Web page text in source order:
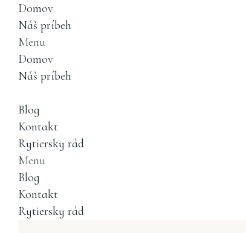
Domov
Náš príbeh
Menu
Domov
Náš príbeh
Blog
Kontakt
Rytiersky rád
Menu
Blog
Kontakt
Rytiersky rád